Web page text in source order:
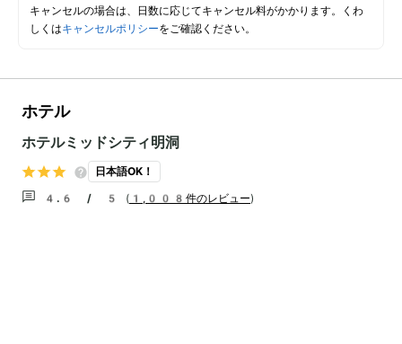
キャンセルの場合は、日数に応じてキャンセル料がかかります。くわ
しくはキャンセルポリシーをご確認ください。
ホテル
ホテルミッドシティ明洞
日本語OK！
4.6 / 5 ( 1,008件のレビュー)